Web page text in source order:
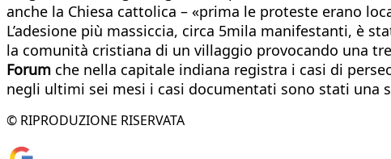
anche la Chiesa cattolica – «prima le proteste erano
L’adesione più massiccia, circa 5mila manifestanti, è
la comunità cristiana di un villaggio provocando una
Forum che nella capitale indiana registra i casi di
negli ultimi sei mesi i casi documentati sono stati una
© RIPRODUZIONE RISERVATA